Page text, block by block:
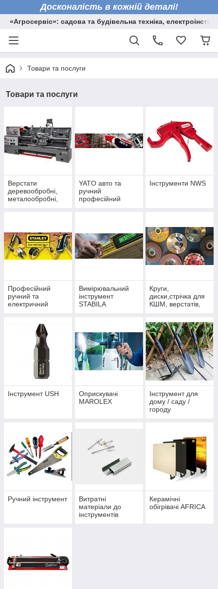
Досконалість в кожній деталі!
«Агросервіс»: садова та будівельна техніка,
Товари та послуги
Товари та послуги
Верстати
деревообробні,
металообробні,
YATO авто та
ручний
професійний
Інструменти NWS
Професійний
ручний та
електричний
Вимірювальний
інструмент
STABILA
Круги,
диски,стрічка для
КШМ, верстатів,
Інструмент USH
Оприскувачі
MAROLEX
Інструмент для
дому / саду /
городу
Ручний інструмент
Витратні
матеріали до
інструментів
Керамічні
обігрівачі AFRICA